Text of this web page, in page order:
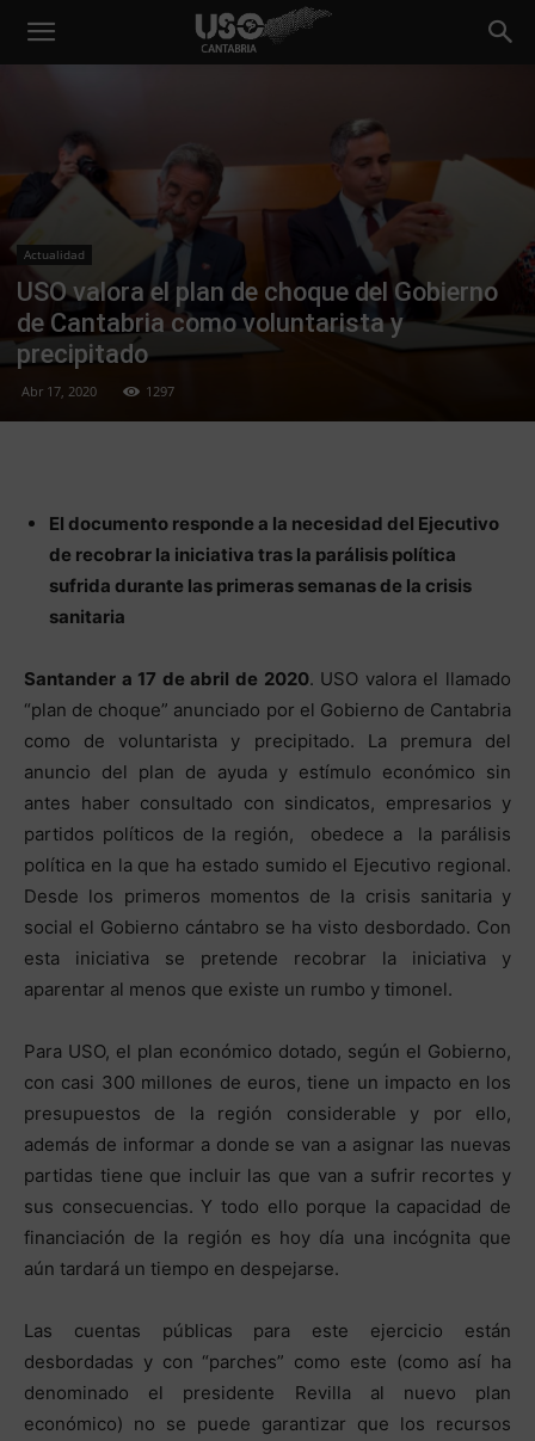
Actualidad
USO valora el plan de choque del Gobierno
de Cantabria como voluntarista y
precipitado
Abr 17, 2020 1297
El documento responde a la necesidad del Ejecutivo
de recobrar la iniciativa tras la parálisis política
sufrida durante las primeras semanas de la crisis
sanitaria
Santander a 17 de abril de 2020. USO valora el llamado
“plan de choque” anunciado por el Gobierno de Cantabria
como de voluntarista y precipitado. La premura del
anuncio del plan de ayuda y estímulo económico sin
antes haber consultado con sindicatos, empresarios y
partidos políticos de la región, obedece a la parálisis
política en la que ha estado sumido el Ejecutivo regional.
Desde los primeros momentos de la crisis sanitaria y
social el Gobierno cántabro se ha visto desbordado. Con
esta iniciativa se pretende recobrar la iniciativa y
aparentar al menos que existe un rumbo y timonel.
Para USO, el plan económico dotado, según el Gobierno,
con casi 300 millones de euros, tiene un impacto en los
presupuestos de la región considerable y por ello,
además de informar a donde se van a asignar las nuevas
partidas tiene que incluir las que van a sufrir recortes y
sus consecuencias. Y todo ello porque la capacidad de
financiación de la región es hoy día una incógnita que
aún tardará un tiempo en despejarse.
Las cuentas públicas para este ejercicio están
desbordadas y con “parches” como este (como así ha
denominado el presidente Revilla al nuevo plan
económico) no se puede garantizar que los recursos